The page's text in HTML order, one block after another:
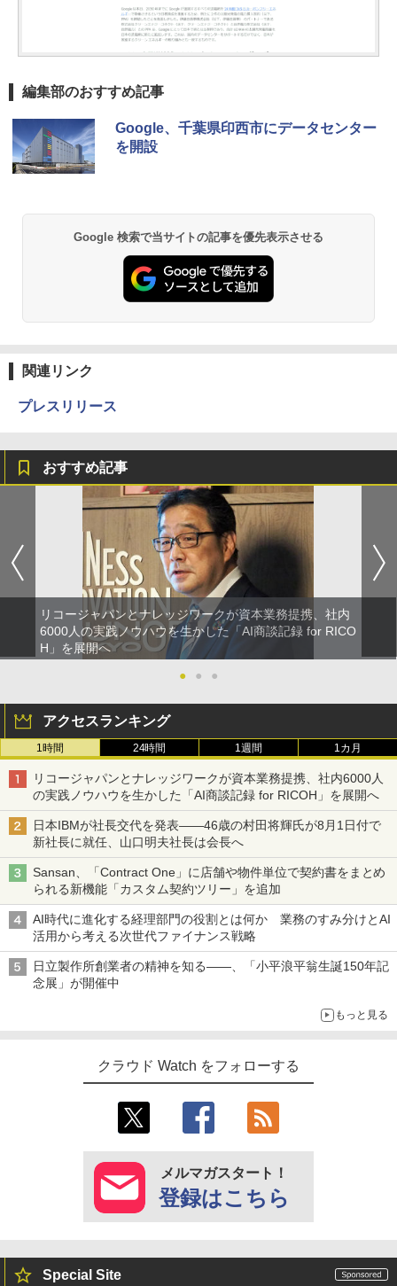
編集部のおすすめ記事
Google、千葉県印西市にデータセンター
を開設
Google 検索で当サイトの記事を優先表示させる
関連リンク
プレスリリース
おすすめ記事
リコージャパンとナレッジワークが資本業務提携、社内
6000人の実践ノウハウを生かした「AI商談記録 for RICO
H」を展開へ
●
● ●
アクセスランキング
1時間 24時間 1週間 1カ月
リコージャパンとナレッジワークが資本業務提携、社内6000人
の実践ノウハウを生かした「AI商談記録 for RICOH」を展開へ
日本IBMが社長交代を発表――46歳の村田将輝氏が8月1日付で
新社長に就任、山口明夫社長は会長へ
Sansan、「Contract One」に店舗や物件単位で契約書をまとめ
られる新機能「カスタム契約ツリー」を追加
AI時代に進化する経理部門の役割とは何か 業務のすみ分けとAI
活用から考える次世代ファイナンス戦略
日立製作所創業者の精神を知る――、「小平浪平翁生誕150年記
念展」が開催中
もっと見る
クラウド Watch をフォローする
メルマガスタート！
登録はこちら
Special Site